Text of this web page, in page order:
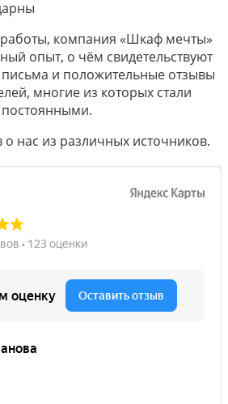
компания «Шкаф мечты»
опыт, о чём свидетельствуют
и положительные отзывы
многие из которых стали
постоянными.
о нас из различных источников.